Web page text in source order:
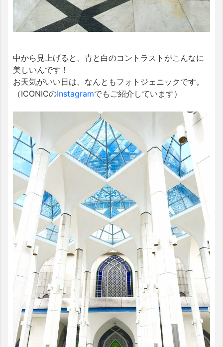
中から見上げると、青と白のコントラストがこんなに
美しいんです！
お天気がいい日は、なんともフォトジェニックです。
（ICONICのInstagramでもご紹介しています）